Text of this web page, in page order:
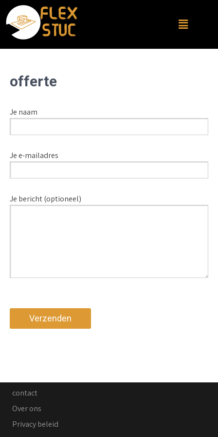
offerte
Je naam
Je e-mailadres
Je bericht (optioneel)
contact
Over ons
Privacy beleid